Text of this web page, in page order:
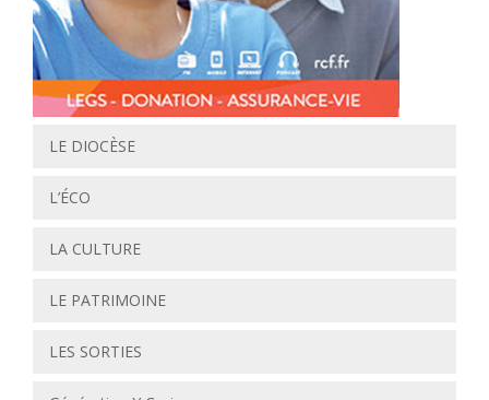
LE DIOCÈSE
L’ÉCO
LA CULTURE
LE PATRIMOINE
LES SORTIES